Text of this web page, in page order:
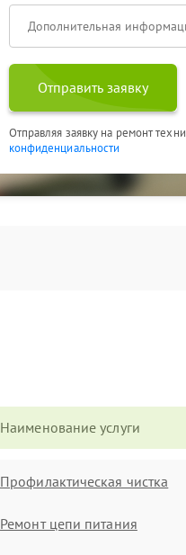
Отправить заявку
Отправляя заявку на ремонт
конфиденциальности
Наименование услуги
Профилактическая чистка
Ремонт цепи питания